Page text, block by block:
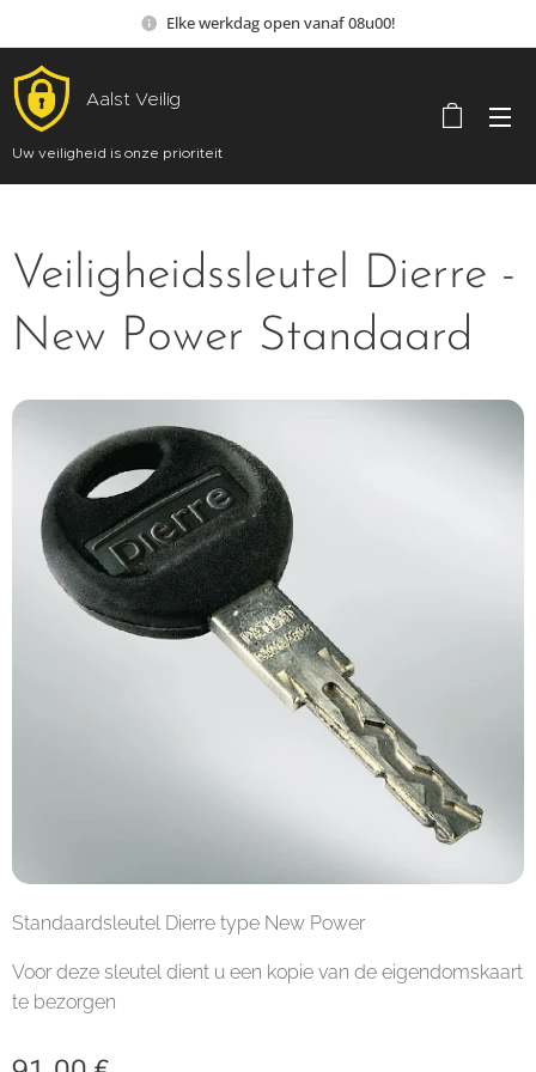
Elke werkdag open vanaf 08u00!
Aalst Veilig
Uw veiligheid is onze prioriteit
Veiligheidssleutel Dierre -
New Power Standaard
Standaardsleutel Dierre type New Power
Voor deze sleutel dient u een kopie van de eigendomskaart
te bezorgen